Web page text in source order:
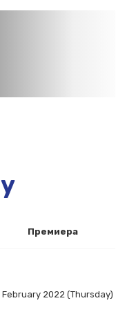
Премиера
February 2022 (Thursday)